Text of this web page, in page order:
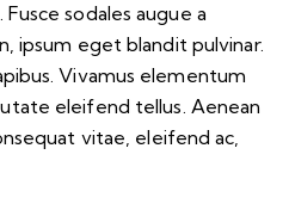
sodales augue a
ipsum eget blandit pulvinar.
Vivamus elementum
eleifend tellus. Aenean
vitae, eleifend ac,